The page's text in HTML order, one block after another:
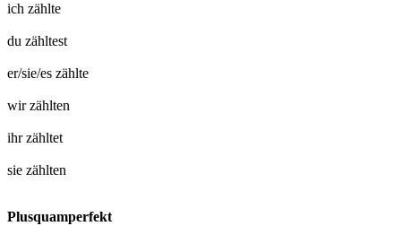
ich zählte
du zähltest
er/sie/es zählte
wirzählten
ihrzähltet
sie zählten
Plusquamperfekt